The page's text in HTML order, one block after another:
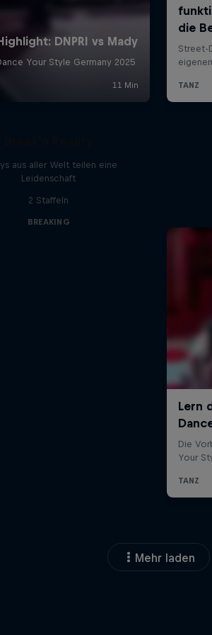
aus aller Welt teilen eine
Leidenschaft
2 Staffeln
BREAKING
Mehr laden